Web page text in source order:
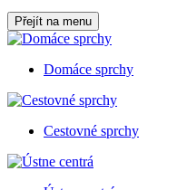
Přejít na menu
Domáce sprchy
Cestovné sprchy